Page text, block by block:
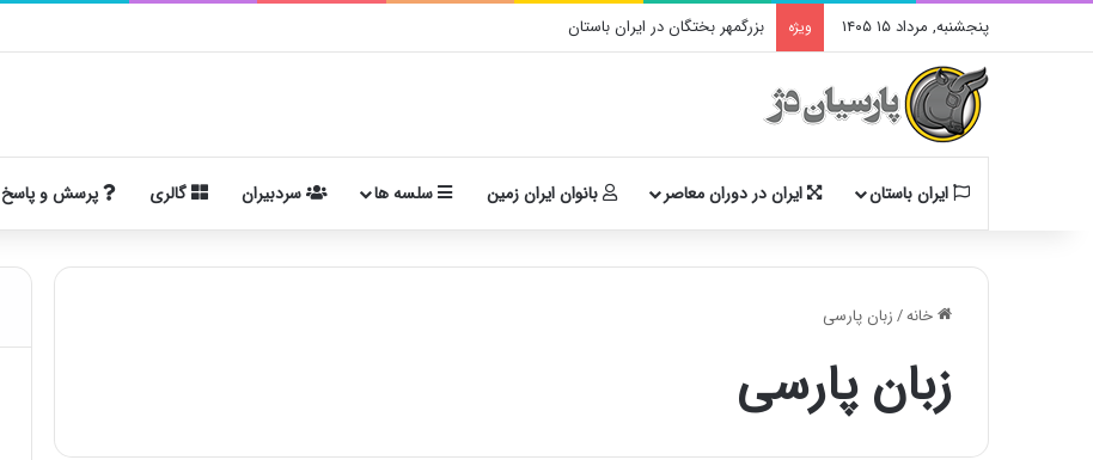
پنجشنبه, مرداد ۱۵ ۱۴۰۵ ویژه بزرگمهر بختگان در ایران باستان
ایران باستان ایران در دوران معاصر بانوان ایران زمین سلسه ها سردبیران گالری پرسش و پاسخ
خانه/زبان پارسی
زبان پارسی